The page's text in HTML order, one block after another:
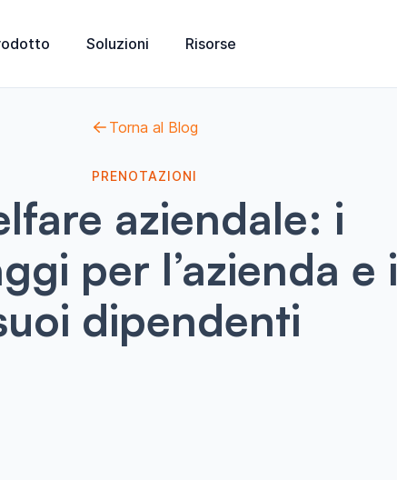
Soluzioni Risorse
Torna al Blog
PRENOTAZIONI
aziendale: i
per l’azienda e i
dipendenti